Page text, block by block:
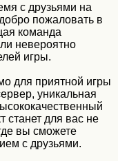
с друзьями на
пожаловать в
команда
невероятно
игры.
для приятной игры
уникальная
станет для вас не
вы сможете
с друзьями.